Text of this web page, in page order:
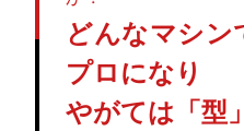
どんなマシン
プロになり
やがては「型